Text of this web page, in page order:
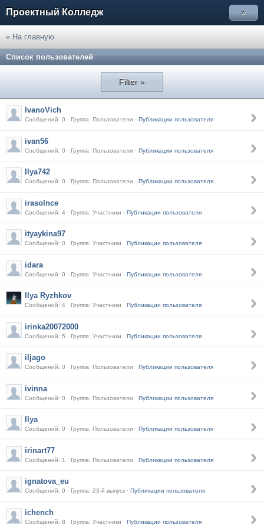
Проектный Колледж »
« На главную
Список пользователей
Filter »
IvanoVich
Сообщений: 0 · Группа: Пользователи · Публикации пользователя
ivan56
Сообщений: 0 · Группа: Пользователи · Публикации пользователя
Ilya742
Сообщений: 0 · Группа: Пользователи · Публикации пользователя
irasolnce
Сообщений: 4 · Группа: Участники · Публикации пользователя
ityaykina97
Сообщений: 0 · Группа: Участники · Публикации пользователя
idara
Сообщений: 0 · Группа: Участники · Публикации пользователя
Ilya Ryzhkov
Сообщений: 4 · Группа: Участники · Публикации пользователя
irinka20072000
Сообщений: 5 · Группа: Участники · Публикации пользователя
iljago
Сообщений: 0 · Группа: Пользователи · Публикации пользователя
ivinna
Сообщений: 0 · Группа: Пользователи · Публикации пользователя
Ilya
Сообщений: 0 · Группа: Пользователи · Публикации пользователя
irinart77
Сообщений: 1 · Группа: Пользователи · Публикации пользователя
ignatova_eu
Сообщений: 0 · Группа: 23-й выпуск · Публикации пользователя
ichench
Сообщений: 8 · Группа: Участники · Публикации пользователя